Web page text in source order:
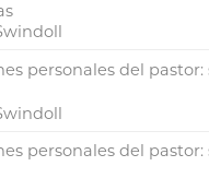
personales del
personales del